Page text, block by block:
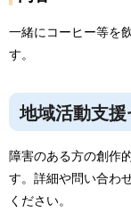
一緒にコーヒー等を
す。
地域活動支援
障害のある方の創作
す。詳細や問い合わ
ください。